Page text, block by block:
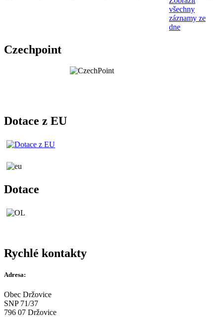
všechny
záznamy ze
dne
Czechpoint
Dotace z EU
Dotace
Rychlé kontakty
Adresa:
Obec Držovice
SNP 71/37
796 07 Držovice